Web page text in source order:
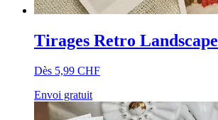
Tirages Retro Landscape
Dès 5,99 CHF
Envoi gratuit